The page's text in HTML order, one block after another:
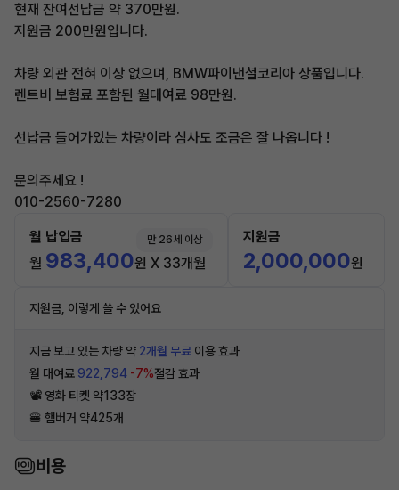
현재 잔여선납금 약 370만원.
지원금 200만원입니다.
차량 외관 전혀 이상 없으며, BMW파이낸셜코리아 상품입니다.
렌트비 보험료 포함된 월대여료 98만원.
선납금 들어가있는 차량이라 심사도 조금은 잘 나옵니다 !
문의주세요 !
010-2560-7280
월 납입금 만 26세 이상
월 983,400원 X 33개월
지원금
2,000,000원
지원금, 이렇게 쓸 수 있어요
지금 보고 있는 차량 약 2개월 무료 이용 효과
월 대여료 922,794 -7%절감 효과
📽 영화 티켓 약133장
🍔 햄버거 약425개
비용